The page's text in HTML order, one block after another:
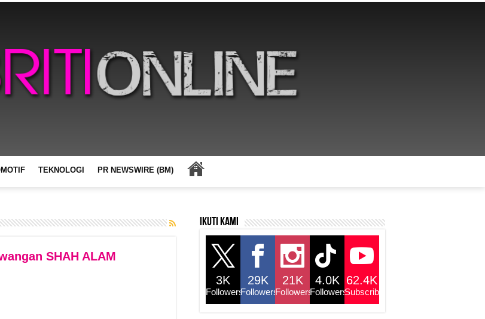
TEKNOLOGI PR NEWSWIRE (BM)
SHAH ALAM
Ikuti kami
3K
Followers
29K
Followers
21K
Followers
4.0K
Followers
62.4K
Subscribers